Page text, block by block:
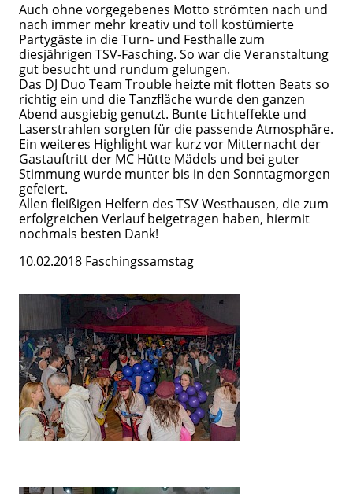
Auch ohne vorgegebenes Motto strömten nach und
nach immer mehr kreativ und toll kostümierte
Partygäste in die Turn- und Festhalle zum
diesjährigen TSV-Fasching. So war die Veranstaltung
gut besucht und rundum gelungen.
Das DJ Duo Team Trouble heizte mit flotten Beats so
richtig ein und die Tanzfläche wurde den ganzen
Abend ausgiebig genutzt. Bunte Lichteffekte und
Laserstrahlen sorgten für die passende Atmosphäre.
Ein weiteres Highlight war kurz vor Mitternacht der
Gastauftritt der MC Hütte Mädels und bei guter
Stimmung wurde munter bis in den Sonntagmorgen
gefeiert.
Allen fleißigen Helfern des TSV Westhausen, die zum
erfolgreichen Verlauf beigetragen haben, hiermit
nochmals besten Dank!
10.02.2018 Faschingssamstag